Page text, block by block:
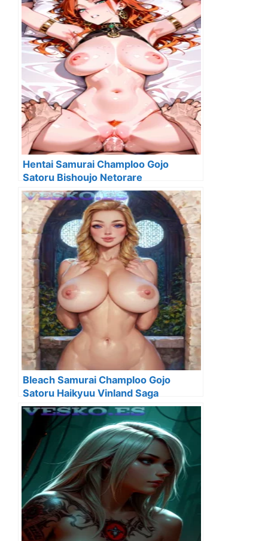
Hentai Samurai Champloo Gojo
Satoru Bishoujo Netorare
Bleach Samurai Champloo Gojo
Satoru Haikyuu Vinland Saga